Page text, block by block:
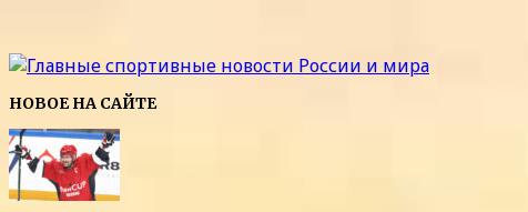
НОВОЕ НА САЙТЕ